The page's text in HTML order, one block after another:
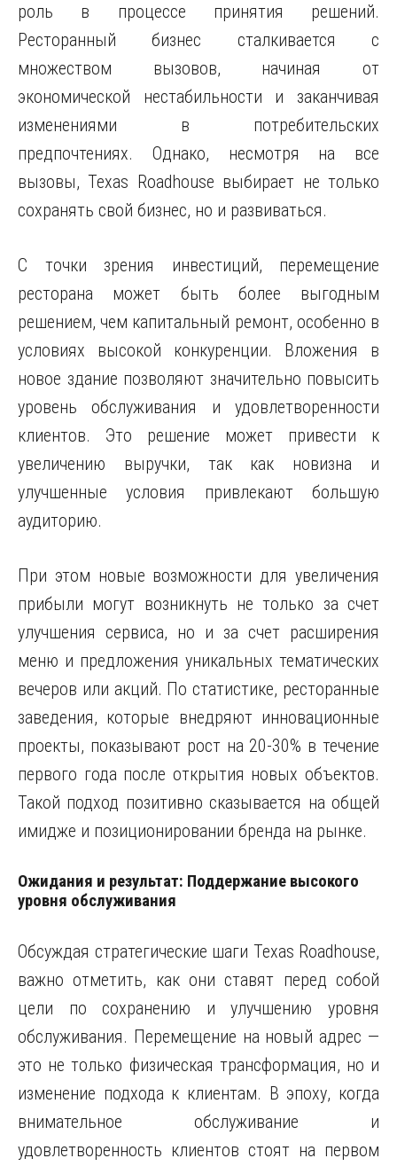
роль в процессе принятия решений.
Ресторанный бизнес сталкивается с
множеством вызовов, начиная от
экономической нестабильности и заканчивая
изменениями в потребительских
предпочтениях. Однако, несмотря на все
вызовы, Texas Roadhouse выбирает не только
сохранять свой бизнес, но и развиваться.
С точки зрения инвестиций, перемещение
ресторана может быть более выгодным
решением, чем капитальный ремонт, особенно в
условиях высокой конкуренции. Вложения в
новое здание позволяют значительно повысить
уровень обслуживания и удовлетворенности
клиентов. Это решение может привести к
увеличению выручки, так как новизна и
улучшенные условия привлекают большую
аудиторию.
При этом новые возможности для увеличения
прибыли могут возникнуть не только за счет
улучшения сервиса, но и за счет расширения
меню и предложения уникальных тематических
вечеров или акций. По статистике, ресторанные
заведения, которые внедряют инновационные
проекты, показывают рост на 20-30% в течение
первого года после открытия новых объектов.
Такой подход позитивно сказывается на общей
имидже и позиционировании бренда на рынке.
Ожидания и результат: Поддержание высокого
уровня обслуживания
Обсуждая стратегические шаги Texas Roadhouse,
важно отметить, как они ставят перед собой
цели по сохранению и улучшению уровня
обслуживания. Перемещение на новый адрес —
это не только физическая трансформация, но и
изменение подхода к клиентам. В эпоху, когда
внимательное обслуживание и
удовлетворенность клиентов стоят на первом